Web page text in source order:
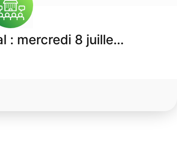
: mercredi 8 juille…